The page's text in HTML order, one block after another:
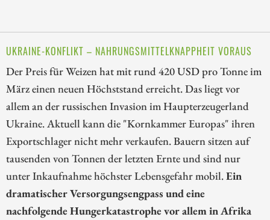
UKRAINE-KONFLIKT – NAHRUNGSMITTELKNAPPHEIT VORAUS
Der Preis für Weizen hat mit rund 420 USD pro Tonne im
März einen neuen Höchststand erreicht. Das liegt vor
allem an der russischen Invasion im Haupterzeugerland
Ukraine. Aktuell kann die "Kornkammer Europas" ihren
Exportschlager nicht mehr verkaufen. Bauern sitzen auf
tausenden von Tonnen der letzten Ernte und sind nur
unter Inkaufnahme höchster Lebensgefahr mobil.Ein
dramatischer Versorgungsengpass und eine
nachfolgende Hungerkatastrophe vor allem in Afrika